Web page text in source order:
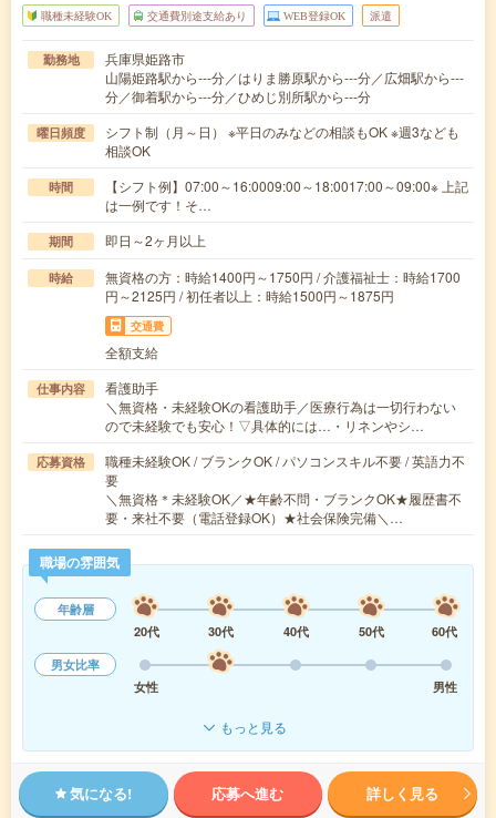
職種未経験OK 交通費別途支給あり WEB登録OK 派遣
勤務地
兵庫県姫路市
山陽姫路駅から---分／はりま勝原駅から---分／広畑駅から---
分／御着駅から---分／ひめじ別所駅から---分
曜日頻度
シフト制（月～日） ※平日のみなどの相談もOK ※週3なども
相談OK
時間
【シフト例】07:00～16:0009:00～18:0017:00～09:00※ 上記
は一例です！そ…
期間 即日～2ヶ月以上
時給
無資格の方：時給1400円～1750円 / 介護福祉士：時給1700
円～2125円 / 初任者以上：時給1500円～1875円
交通費
全額支給
仕事内容
看護助手
＼無資格・未経験OKの看護助手／医療行為は一切行わない
ので未経験でも安心！▽具体的には…・リネンやシ…
応募資格
職種未経験OK / ブランクOK / パソコンスキル不要 / 英語力不
要
＼無資格＊未経験OK／★年齢不問・ブランクOK★履歴書不
要・来社不要（電話登録OK）★社会保険完備＼…
職場の雰囲気
年齢層
20代
30代 40代 50代
60代
男女比率
女性
男性
もっと見る
気になる! 応募へ進む 詳しく見る